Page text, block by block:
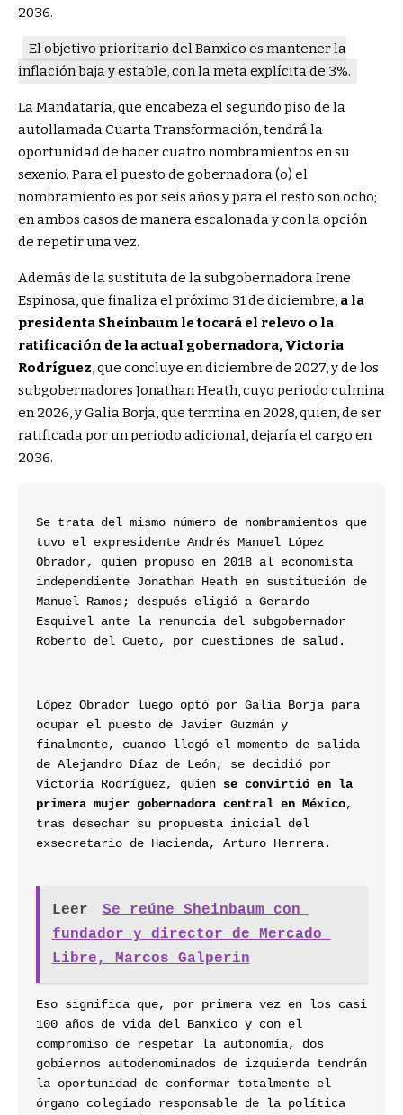
2036.
El objetivo prioritario del Banxico es mantener la
inflación baja y estable, con la meta explícita de 3%.
La Mandataria, que encabeza el segundo piso de la
autollamada Cuarta Transformación, tendrá la
oportunidad de hacer cuatro nombramientos en su
sexenio. Para el puesto de gobernadora (o) el
nombramiento es por seis años y para el resto son ocho;
en ambos casos de manera escalonada y con la opción
de repetir una vez.
Además de la sustituta de la subgobernadora Irene
Espinosa, que finaliza el próximo 31 de diciembre, a la
presidenta Sheinbaum le tocará el relevo o la
ratificación de la actual gobernadora, Victoria
Rodríguez, que concluye en diciembre de 2027, y de los
subgobernadores Jonathan Heath, cuyo periodo culmina
en 2026, y Galia Borja, que termina en 2028, quien, de ser
ratificada por un periodo adicional, dejaría el cargo en
2036.
Se trata del mismo número de nombramientos que
tuvo el expresidente Andrés Manuel López
Obrador, quien propuso en 2018 al economista
independiente Jonathan Heath en sustitución de
Manuel Ramos; después eligió a Gerardo
Esquivel ante la renuncia del subgobernador
Roberto del Cueto, por cuestiones de salud.
López Obrador luego optó por Galia Borja para
ocupar el puesto de Javier Guzmán y
finalmente, cuando llegó el momento de salida
de Alejandro Díaz de León, se decidió por
Victoria Rodríguez, quien se convirtió en la
primera mujer gobernadora central en México,
tras desechar su propuesta inicial del
exsecretario de Hacienda, Arturo Herrera.
Leer
Se reúne Sheinbaum con
fundador y director de Mercado
Libre, Marcos Galperin
Eso significa que, por primera vez en los casi
100 años de vida del Banxico y con el
compromiso de respetar la autonomía, dos
gobiernos autodenominados de izquierda tendrán
la oportunidad de conformar totalmente el
órgano colegiado responsable de la política